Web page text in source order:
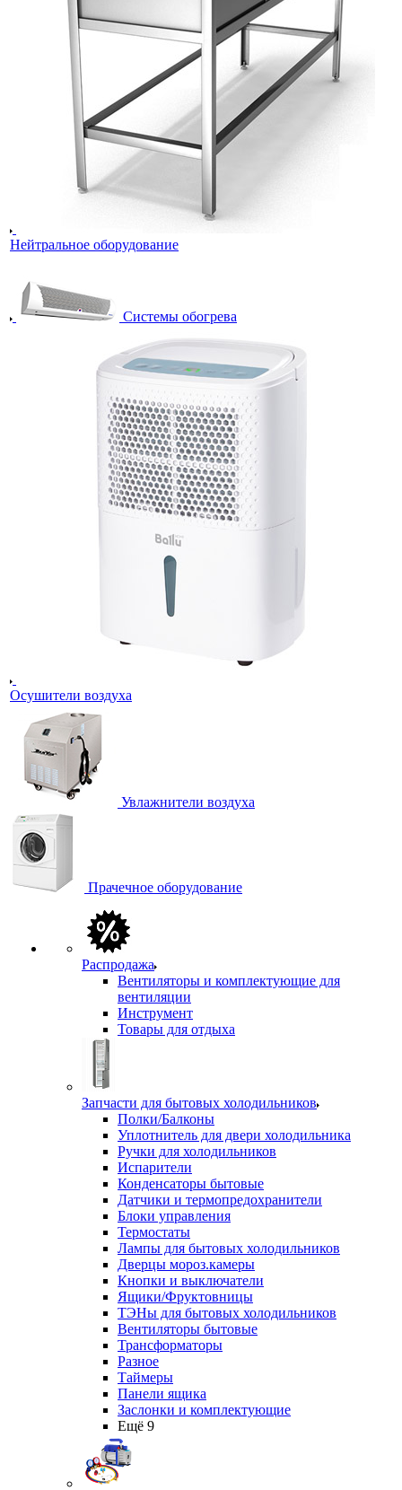
Нейтральное оборудование
Системы обогрева
Осушители воздуха
Увлажнители воздуха
Прачечное оборудование
Распродажа
Вентиляторы и комплектующие для
вентиляции
Инструмент
Товары для отдыха
Запчасти для бытовых холодильников
Полки/Балконы
Уплотнитель для двери холодильника
Ручки для холодильников
Испарители
Конденсаторы бытовые
Датчики и термопредохранители
Блоки управления
Термостаты
Лампы для бытовых холодильников
Дверцы мороз.камеры
Кнопки и выключатели
Ящики/Фруктовницы
ТЭНы для бытовых холодильников
Вентиляторы бытовые
Трансформаторы
Разное
Таймеры
Панели ящика
Заслонки и комплектующие
Ещё 9